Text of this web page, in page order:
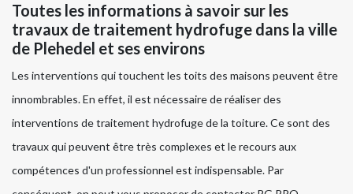
Toutes les informations à savoir sur les
travaux de traitement hydrofuge dans la ville
de Plehedel et ses environs
Les interventions qui touchent les toits des maisons peuvent être
innombrables. En effet, il est nécessaire de réaliser des
interventions de traitement hydrofuge de la toiture. Ce sont des
travaux qui peuvent être très complexes et le recours aux
compétences d'un professionnel est indispensable. Par